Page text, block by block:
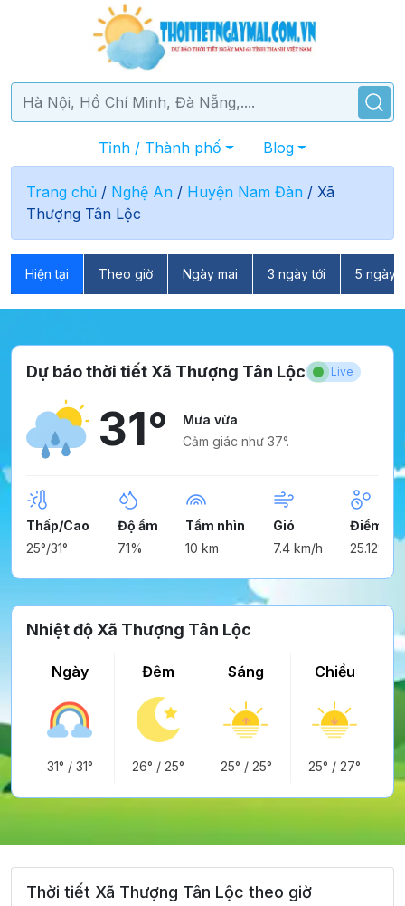
Tỉnh / Thành phố Blog
Trang chủ / Nghệ An / Huyện Nam Đàn / Xã
Thượng Tân Lộc
Hiện tại Theo giờ Ngày mai 3 ngày tới 5 ngày
Dự báo thời tiết Xã Thượng Tân Lộc Live
31°
Mưa vừa
Cảm giác như 37°.
Thấp/Cao
25°/31°
Độ ẩm
71%
Tầm nhìn
10 km
Gió
7.4 km/h
Điểm
25.12°
Nhiệt độ Xã Thượng Tân Lộc
Ngày
31° / 31°
Đêm
26° / 25°
Sáng
25° / 25°
Chiều
25° /27°
Thời tiết Xã Thượng Tân Lộc theo giờ